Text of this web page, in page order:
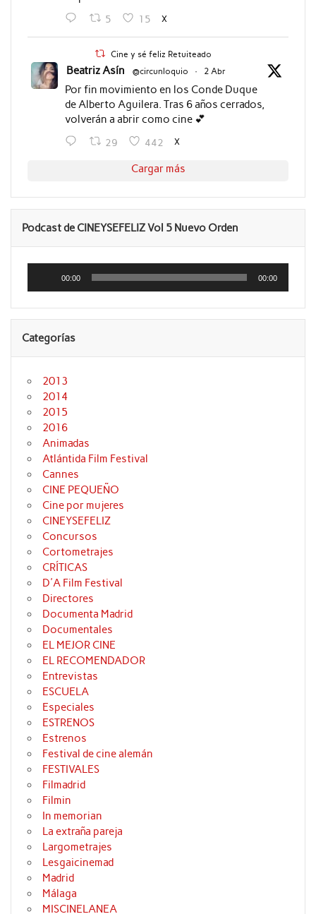
5 15 X
Cine y sé feliz Retuiteado
Beatriz Asín @circunloquio · 2 Abr
Por fin movimiento en los Conde Duque
de Alberto Aguilera. Tras 6 años cerrados,
volverán a abrir como cine 💕
29 442 X
Cargar más
Podcast de CINEYSEFELIZ Vol 5 Nuevo Orden
Reproductor
audio
00:00 00:00
Categorías
2013
2014
2015
2016
Animadas
Atlántida Film Festival
Cannes
CINE PEQUEÑO
Cine por mujeres
CINEYSEFELIZ
Concursos
Cortometrajes
CRÍTICAS
D'A Film Festival
Directores
Documenta Madrid
Documentales
EL MEJOR CINE
EL RECOMENDADOR
Entrevistas
ESCUELA
Especiales
ESTRENOS
Estrenos
Festival de cine alemán
FESTIVALES
Filmadrid
Filmin
In memorian
La extraña pareja
Largometrajes
Lesgaicinemad
Madrid
Málaga
MISCINELANEA